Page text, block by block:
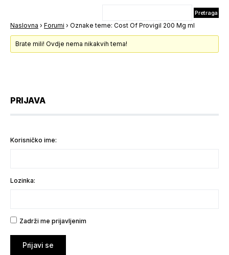
Naslovna › Forumi › Oznake teme: Cost Of Provigil 200 Mg ml
Brate mili! Ovdje nema nikakvih tema!
PRIJAVA
Korisničko ime:
Lozinka:
Zadrži me prijavljenim
Prijavi se